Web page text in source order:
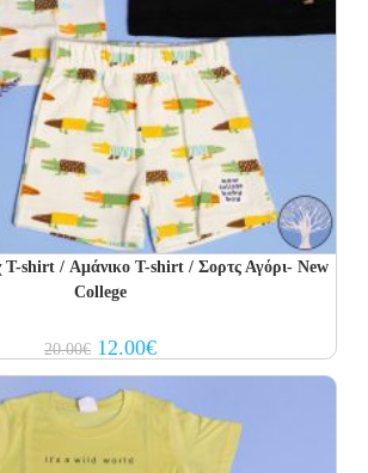
T-shirt / Αμάνικο T-shirt / Σορτς Αγόρι- New
College
20.00€ Original
price
was:
20.00€.
12.00€Current
price
is:
12.00€.